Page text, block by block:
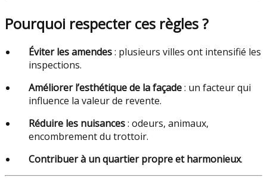
Pourquoi respecter ces règles ?
Éviter les amendes: plusieurs villes ont intensifié les
inspections.
Améliorer l’esthétique de la façade: un facteur qui
influence la valeur de revente.
Réduire les nuisances: odeurs, animaux,
encombrement du trottoir.
Contribuer à un quartier propre et harmonieux.